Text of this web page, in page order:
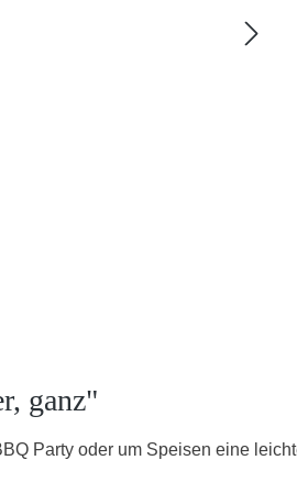
ganz"
Party oder um Speisen eine